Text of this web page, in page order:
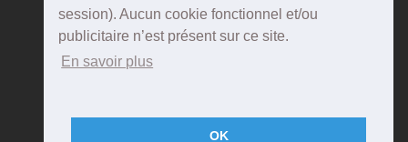
session). Aucun cookie fonctionnel et/ou
publicitaire n’est présent sur ce site.
En savoir plus
OK
Qui sommes-nous ?
Conditions Générales d'utilisation